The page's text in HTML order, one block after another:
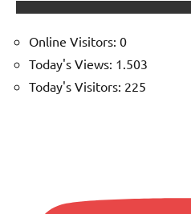
Online Visitors: 0
Today's Views: 1.503
Today's Visitors: 225